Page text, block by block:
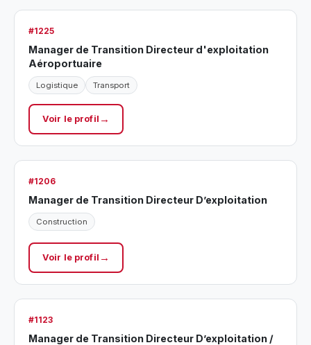
#1225
Manager de Transition Directeur d'exploitation
Aéroportuaire
Logistique Transport
Voir le profil
#1206
Manager de Transition Directeur D’exploitation
Construction
Voir le profil
#1123
Manager de Transition Directeur D’exploitation /